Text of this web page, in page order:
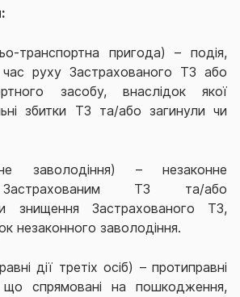
транспортна пригода) – подія,
руху Застрахованого ТЗ або
засобу, внаслідок якої
збитки ТЗ та/або загинули чи
заволодіння) – незаконне
Застрахованим ТЗ та/або
знищення Застрахованого ТЗ,
незаконного заволодіння.
дії третіх осіб) – протиправні
що спрямовані на пошкодження,